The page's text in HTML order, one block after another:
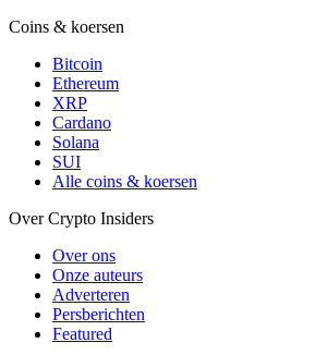
Coins & koersen
Bitcoin
Ethereum
XRP
Cardano
Solana
SUI
Alle coins & koersen
Over Crypto Insiders
Over ons
Onze auteurs
Adverteren
Persberichten
Featured